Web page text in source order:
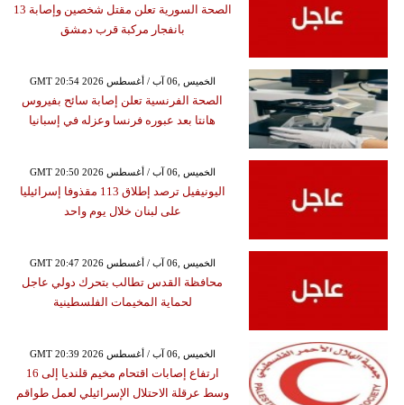
الصحة السورية تعلن مقتل شخصين وإصابة 13
بانفجار مركبة قرب دمشق
GMT 20:54 2026 الخميس ,06 آب / أغسطس
الصحة الفرنسية تعلن إصابة سائح بفيروس
هانتا بعد عبوره فرنسا وعزله في إسبانيا
GMT 20:50 2026 الخميس ,06 آب / أغسطس
اليونيفيل ترصد إطلاق 113 مقذوفا إسرائيليا
على لبنان خلال يوم واحد
GMT 20:47 2026 الخميس ,06 آب / أغسطس
محافظة القدس تطالب بتحرك دولي عاجل
لحماية المخيمات الفلسطينية
GMT 20:39 2026 الخميس ,06 آب / أغسطس
ارتفاع إصابات اقتحام مخيم قلنديا إلى 16
وسط عرقلة الاحتلال الإسرائيلي لعمل طواقم